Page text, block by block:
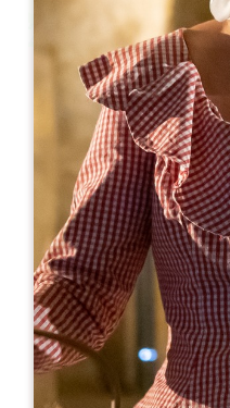
来自
Château
Lieu Dit
33330
05
二 三 四 五